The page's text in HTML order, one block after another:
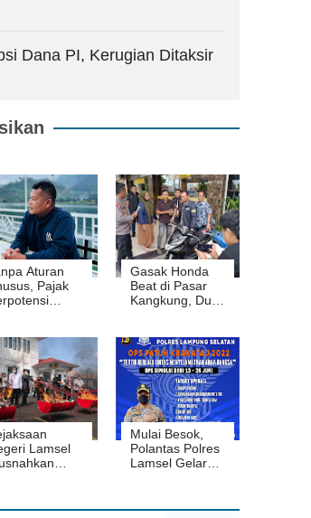
Dana PI, Kerugian Ditaksir
Aturan
Pajak
Gasak Honda
Beat di Pasar
Kangkung, Dua
Polresta Bandar
Lampung
Lamsel
Mulai Besok,
Polantas Polres
Lamsel Gelar
Jadi Target